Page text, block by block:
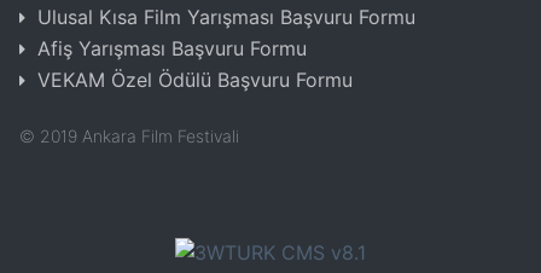
Ulusal Kısa Film Yarışması Başvuru Formu
Afiş Yarışması Başvuru Formu
VEKAM Özel Ödülü Başvuru Formu
© 2019 Ankara Film Festivali